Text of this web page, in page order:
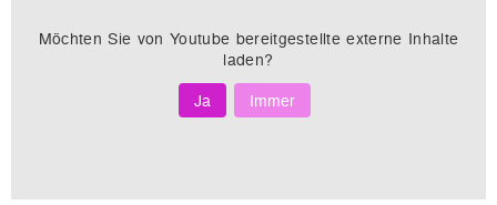
Möchten Sie von Youtube bereitgestellte externe Inhalte
laden?
Ja
Immer